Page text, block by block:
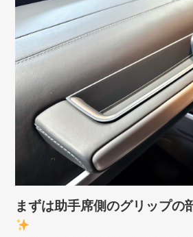
まずは助手席側のグリップの